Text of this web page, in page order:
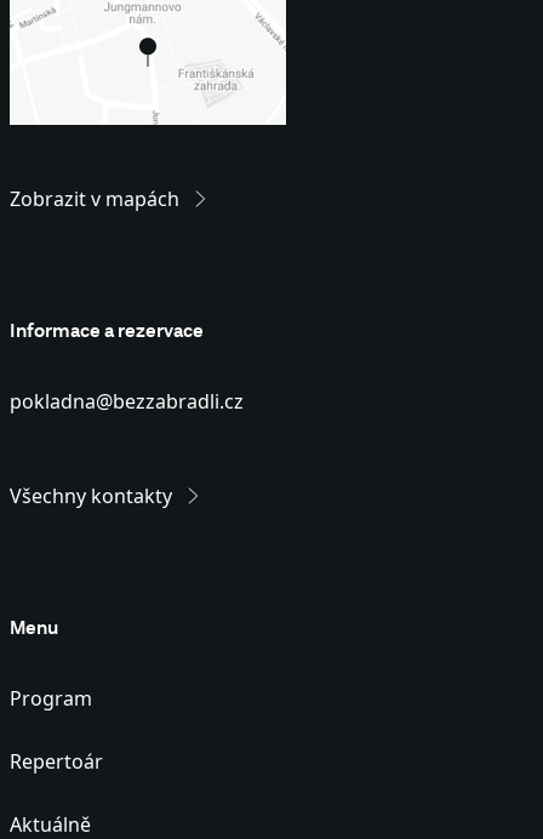
Zobrazit v mapách
Informace a rezervace
pokladna@bezzabradli.cz
Všechny kontakty
Menu
Program
Repertoár
Aktuálně